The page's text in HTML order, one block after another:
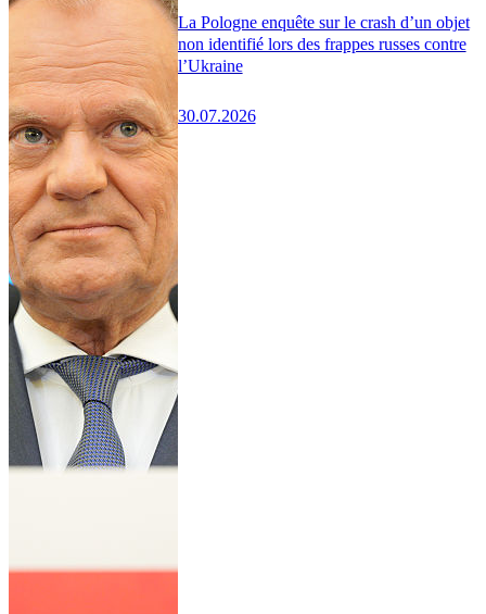
La Pologne enquête sur le crash d’un objet
non identifié lors des frappes russes contre
l’Ukraine
30.07.2026